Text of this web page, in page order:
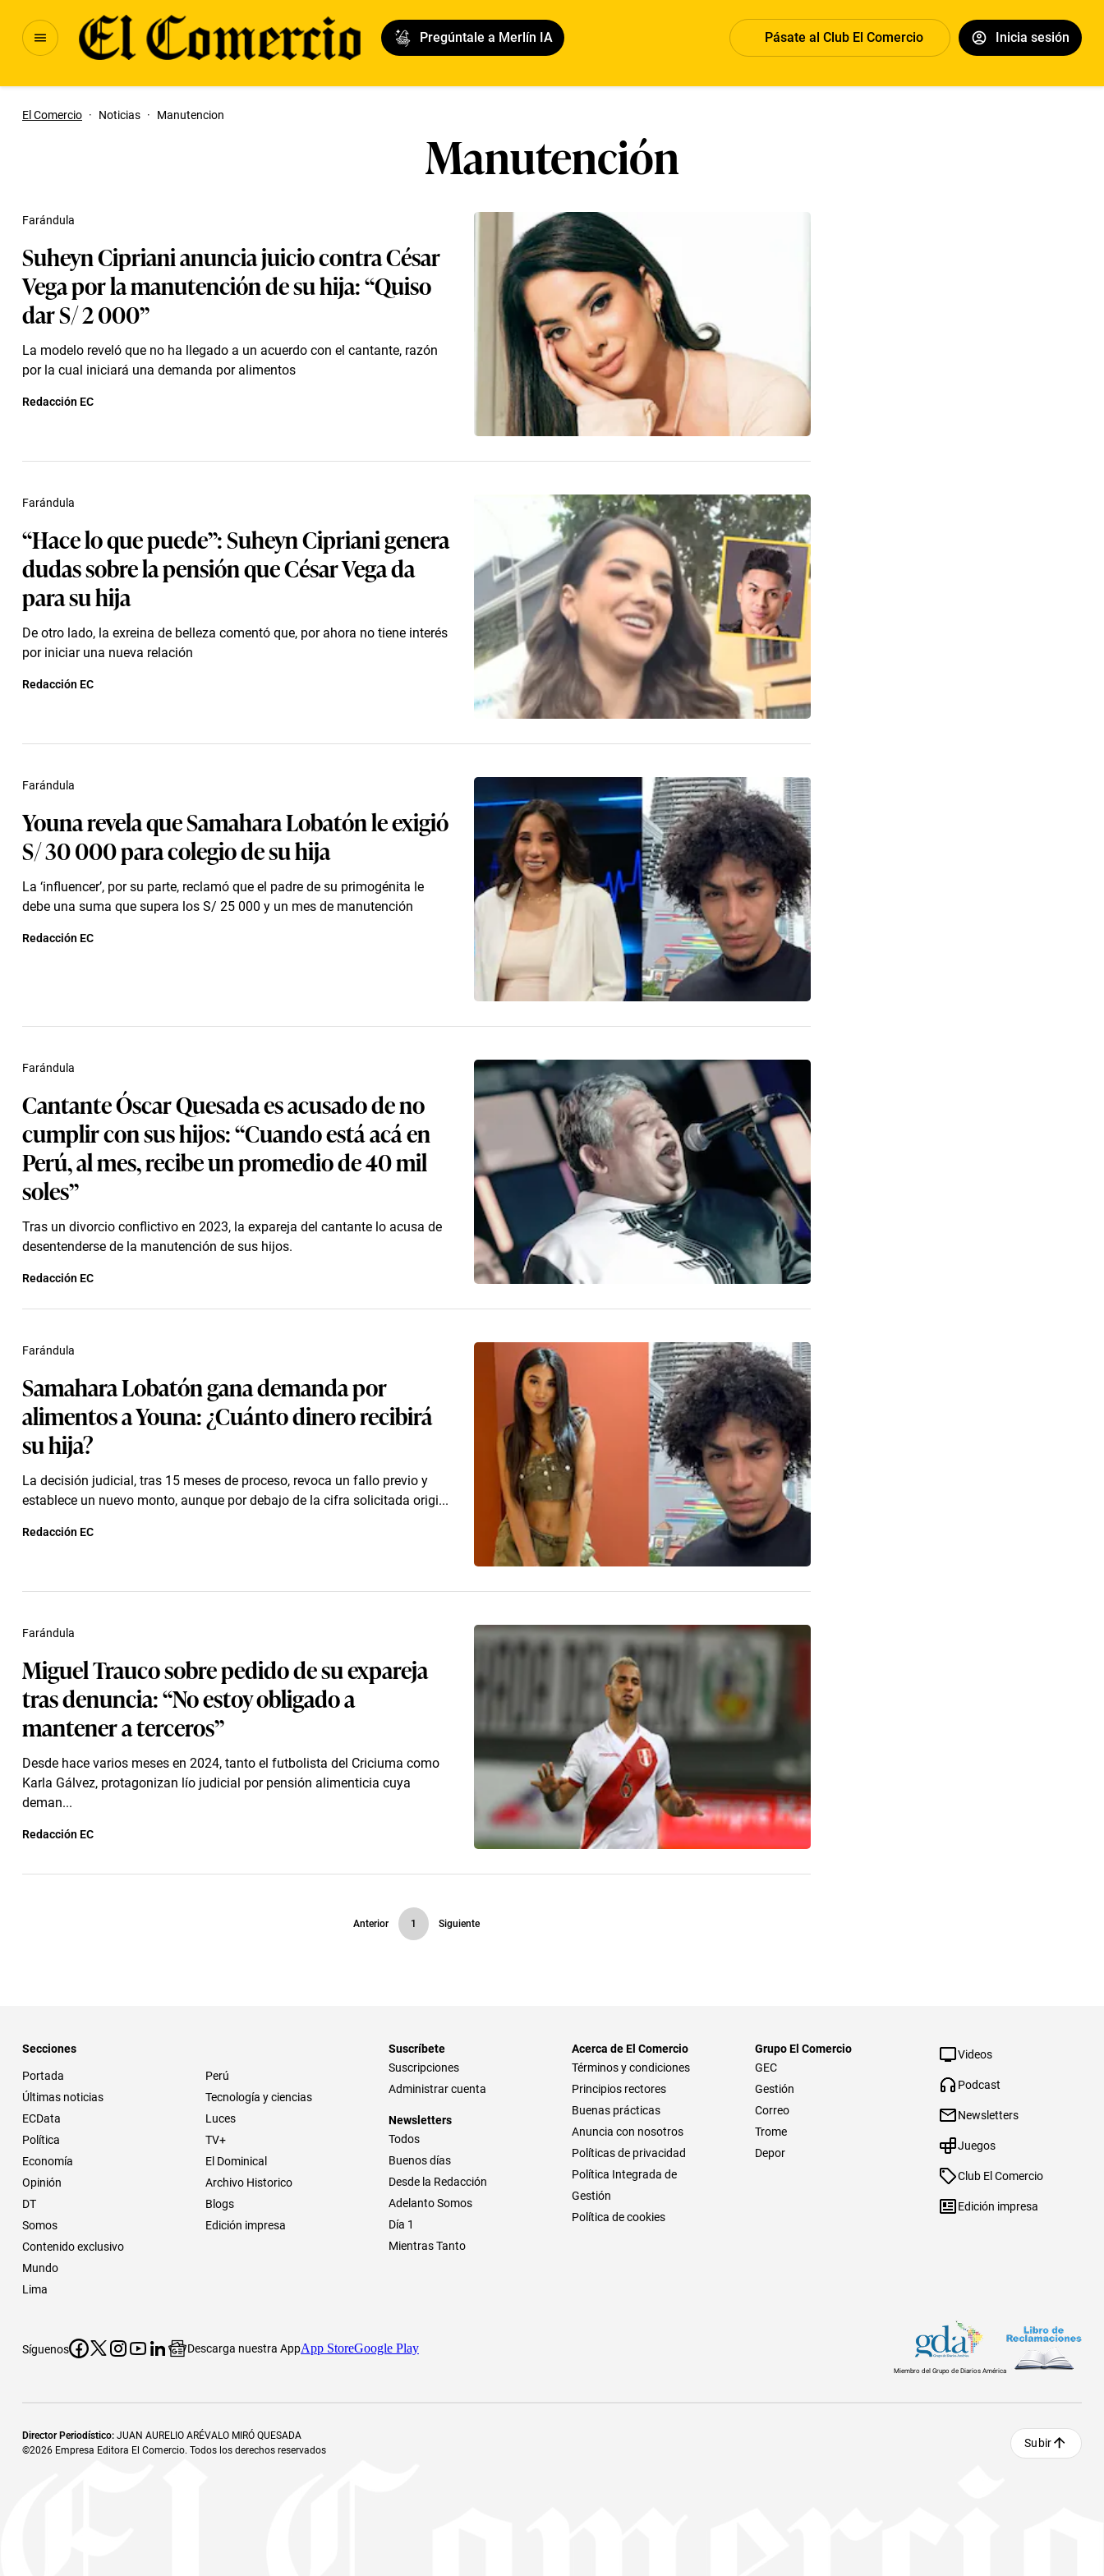
Pregúntale a Merlín IA Pásate al Club El Comercio Inicia sesión
El Comercio · Noticias · Manutencion
Manutención
Suheyn Cipriani anuncia juicio contra César
Vega por la manutención de su hija: “Quiso
dar S/ 2 000”
La modelo reveló que no ha llegado a un acuerdo con el cantante, razón
por la cual iniciará una demanda por alimentos
Farándula
Redacción EC
“Hace lo que puede”: Suheyn Cipriani genera
dudas sobre la pensión que César Vega da
para su hija
De otro lado, la exreina de belleza comentó que, por ahora no tiene interés
por iniciar una nueva relación
Farándula
Redacción EC
Youna revela que Samahara Lobatón le exigió
S/ 30 000 para colegio de su hija
La ‘influencer’, por su parte, reclamó que el padre de su primogénita le
debe una suma que supera los S/ 25 000 y un mes de manutención
Farándula
Redacción EC
Cantante Óscar Quesada es acusado de no
cumplir con sus hijos: “Cuando está acá en
Perú, al mes, recibe un promedio de 40 mil
soles”
Tras un divorcio conflictivo en 2023, la expareja del cantante lo acusa de
desentenderse de la manutención de sus hijos.
Farándula
Redacción EC
Samahara Lobatón gana demanda por
alimentos a Youna: ¿Cuánto dinero recibirá
su hija?
La decisión judicial, tras 15 meses de proceso, revoca un fallo previo y
establece un nuevo monto, aunque por debajo de la cifra solicitada origi...
Farándula
Redacción EC
Miguel Trauco sobre pedido de su expareja
tras denuncia: “No estoy obligado a
mantener a terceros”
Desde hace varios meses en 2024, tanto el futbolista del Criciuma como
Karla Gálvez, protagonizan lío judicial por pensión alimenticia cuya
deman...
Farándula
Redacción EC
Anterior 1 Siguiente
Secciones
Portada
Últimas noticias
ECData
Política
Economía
Opinión
DT
Somos
Contenido exclusivo
Mundo
Lima
Perú
Tecnología y ciencias
Luces
TV+
El Dominical
Archivo Historico
Blogs
Edición impresa
Suscríbete
Suscripciones
Administrar cuenta
Newsletters
Todos
Buenos días
Desde la Redacción
Adelanto Somos
Día 1
Mientras Tanto
Acerca de El Comercio
Términos y condiciones
Principios rectores
Buenas prácticas
Anuncia con nosotros
Políticas de privacidad
Política Integrada de
Gestión
Política de cookies
Grupo El Comercio
GEC
Gestión
Correo
Trome
Depor
Videos
Podcast
Newsletters
Juegos
Club El Comercio
Edición impresa
Síguenos Descarga nuestra AppApp StoreGoogle Play
Miembro del Grupo de Diarios América
Director Periodístico: JUAN AURELIO ARÉVALO MIRÓ QUESADA
©2026 Empresa Editora El Comercio. Todos los derechos reservados
Subir